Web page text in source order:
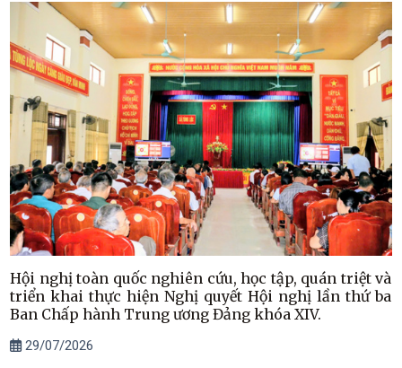
Hội nghị toàn quốc nghiên cứu, học tập, quán triệt và
triển khai thực hiện Nghị quyết Hội nghị lần thứ ba
Ban Chấp hành Trung ương Đảng khóa XIV.
29/07/2026